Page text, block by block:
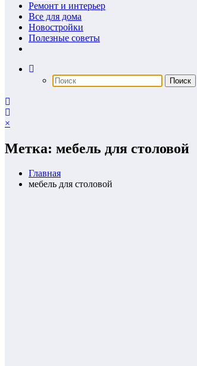
Ремонт и интерьер
Все для дома
Новостройки
Полезные советы
×
Метка: мебель для столовой
Главная
мебель для столовой